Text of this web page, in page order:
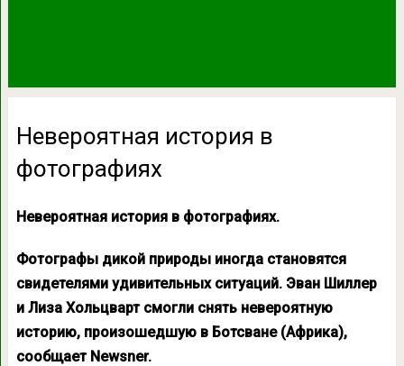
Невероятная история в
фотографиях
Невероятная история в фотографиях.
Фотографы дикой природы иногда становятся
свидетелями удивительных ситуаций. Эван Шиллер
и Лиза Хольцварт смогли снять невероятную
историю, произошедшую в Ботсване (Африка),
сообщает Newsner.